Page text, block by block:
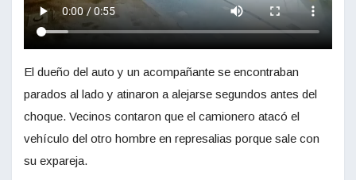
El dueño del auto y un acompañante se encontraban
parados al lado y atinaron a alejarse segundos antes del
choque. Vecinos contaron que el camionero atacó el
vehículo del otro hombre en represalias porque sale con
su expareja.